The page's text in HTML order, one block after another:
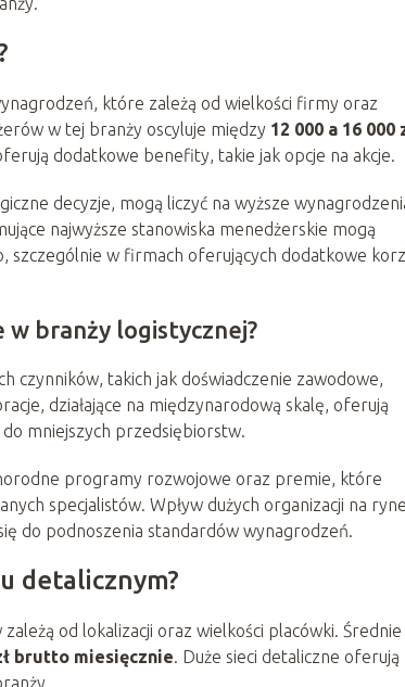
które zależą od wielkości firmy oraz
w tej branży oscyluje między 12 000 a 16 000
dodatkowe benefity, takie jak opcje na akcje.
decyzje, mogą liczyć na wyższe
najwyższe stanowiska menedżerskie mogą
w firmach oferujących dodatkowe
w branży logistycznej?
czynników, takich jak doświadczenie zawodowe,
działające na międzynarodową skalę, oferują
mniejszych przedsiębiorstw.
programy rozwojowe oraz premie, które
specjalistów. Wpływ dużych organizacji na
do podnoszenia standardów wynagrodzeń.
detalicznym?
od lokalizacji oraz wielkości placówki. Średnie
brutto miesięcznie . Duże sieci detaliczne oferują